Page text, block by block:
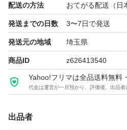
配送の方法 おてがる配送（日
発送までの日数 3〜7日で発送
発送元の地域 埼玉県
商品ID z626413540
Yahoo!フリマは全品送料無料
代金は運営が一旦預かり、評価後、出品者
出品者